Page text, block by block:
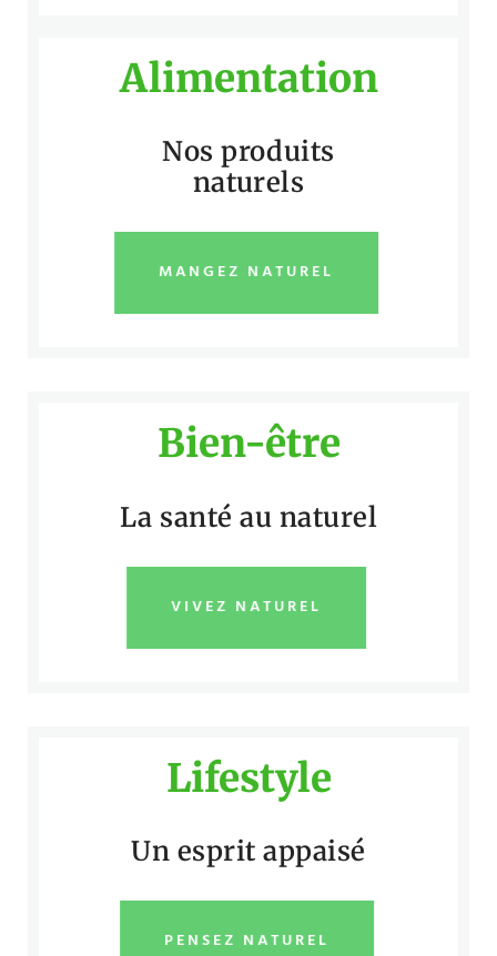
Alimentation
Nos produits
naturels
MANGEZ NATUREL
Bien-être
La santé au naturel
VIVEZ NATUREL
Lifestyle
Un esprit appaisé
PENSEZ NATUREL